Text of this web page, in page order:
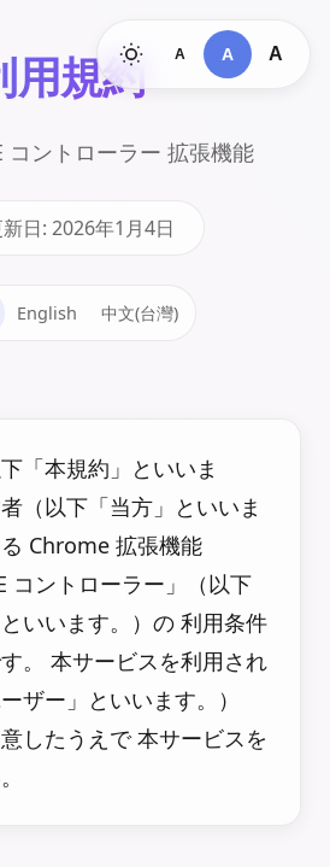
A A A
用規約
コントローラー 拡張機能
日: 2026年1月4日
English 中文(台灣)
「本規約」といいま
（以下「当方」といいま
Chrome 拡張機能
コントローラー」（以下
といいます。）の 利用条件
。 本サービスを利用され
ザー」といいます。）
したうえで 本サービスを